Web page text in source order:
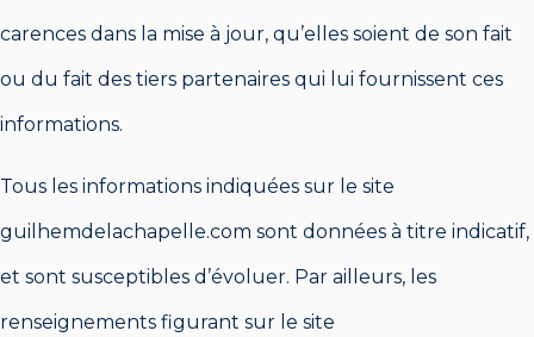
carences dans la mise à jour, qu’elles soient de son fait
ou du fait des tiers partenaires qui lui fournissent ces
informations.
Tous les informations indiquées sur le site
guilhemdelachapelle.com sont données à titre indicatif,
et sont susceptibles d’évoluer. Par ailleurs, les
renseignements figurant sur le site